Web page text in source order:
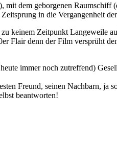
dem geborgenen Raumschiff
in die Vergangenheit
keinem Zeitpunkt
Flair denn der Film versprüht
immer noch zutreffend)
Freund, seinen Nachbarn, ja
beantworten!